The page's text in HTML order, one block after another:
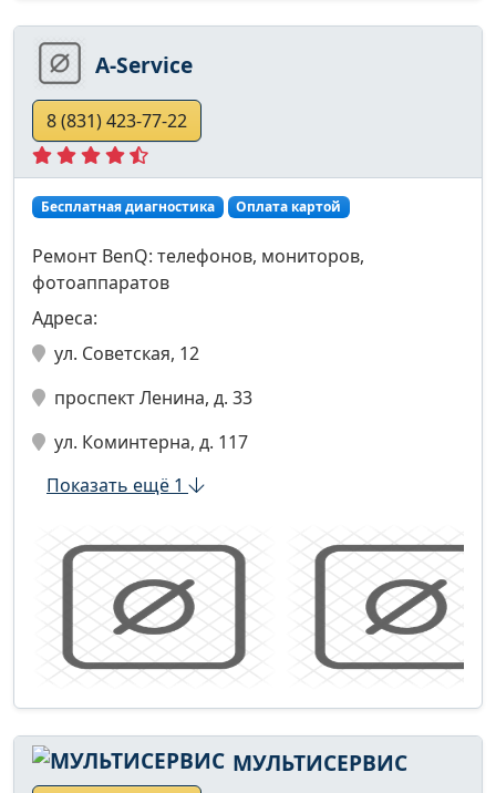
A-Service
8 (831) 423-77-22
Бесплатная диагностика Оплата картой
Ремонт BenQ: телефонов, мониторов,
фотоаппаратов
Адреса:
ул. Советская, 12
проспект Ленина, д. 33
ул. Коминтерна, д. 117
Показать ещё 1
МУЛЬТИСЕРВИС